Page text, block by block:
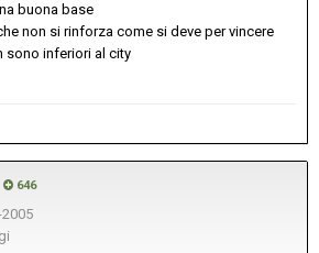
buona base
non si rinforza come si deve per vincere
sono inferiori al city
646